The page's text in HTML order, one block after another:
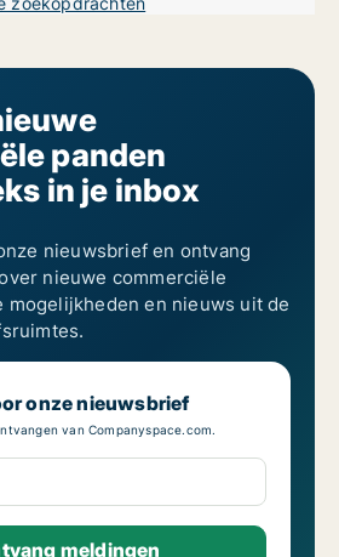
panden
in je inbox
nieuwsbrief en ontvang
nieuwe commerciële
mogelijkheden en nieuws uit de
onze nieuwsbrief
van Companyspace.com.